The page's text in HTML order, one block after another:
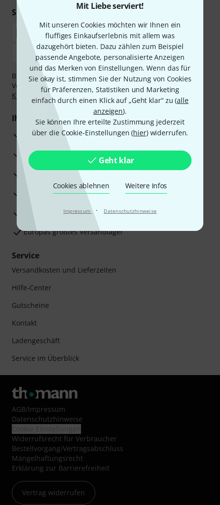
Mit Liebe serviert!
Mit unseren Cookies möchten wir Ihnen ein
fluffiges Einkaufserlebnis mit allem was
dazugehört bieten. Dazu zählen zum Beispiel
passende Angebote, personalisierte Anzeigen
und das Merken von Einstellungen. Wenn das für
Sie okay ist, stimmen Sie der Nutzung von Cookies
für Präferenzen, Statistiken und Marketing
einfach durch einen Klick auf „Geht klar“ zu (alle
anzeigen).
Sie können Ihre erteilte Zustimmung jederzeit
über die Cookie-Einstellungen (hier) widerrufen.
Geht klar
Cookies ablehnen Weitere Infos
Impressum · Datenschutzhinweise
Sicher einkaufen & bezahlen
Bezahlen Sie vertraulich und sicher per Nachnahme,
Vorkasse, PayPal, Amazon Pay, Klarna Sofort bezahlen
Klarna Ratenzahlungoder Kreditkarte.
Ihre Vorteile
3 Jahre Thomann Garantie
30 Tage Money-Back-Garantie
Reparaturservice
Beratung durch Fachexperten
Zufriedenheitsgarantie
Europas größtes Versandlager
Service
Versandkosten und Lieferzeiten
Hilfe-Center
Gutscheine
Kontakt
Ladengeschäft
Service im Überblick
AGB/Impressum
Datenschutzhinweise
Widerrufsrecht für Verbraucher
Bestellvorgang/Vertragsabschluss
Mängelhaftungsrecht
Erklärung zur Barrierefreiheit
Vertrag widerrufen